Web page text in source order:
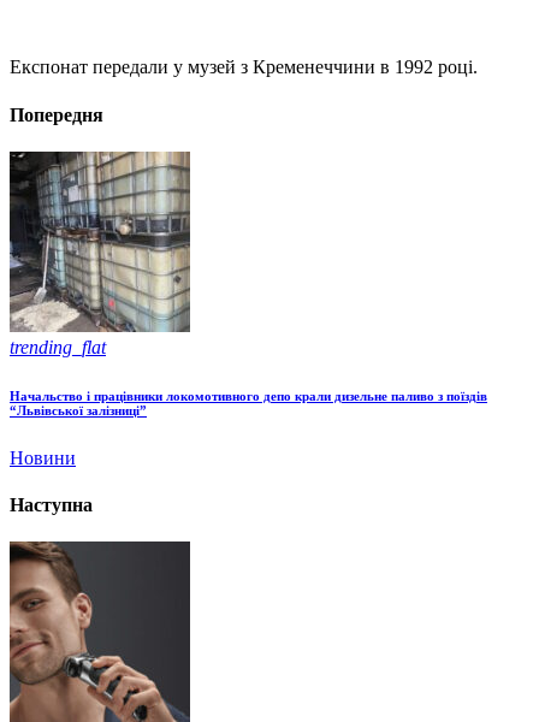
Експонат передали у музей з Кременеччини в 1992 році.
Попередня
trending_flat
Начальство і працівники локомотивного депо крали дизельне паливо з поїздів
“Львівської залізниці”
Новини
Наступна